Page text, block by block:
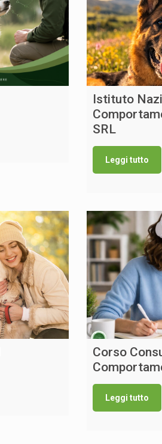
Istituto
SRL
Leggi tutto
Corso
Leggi tutto